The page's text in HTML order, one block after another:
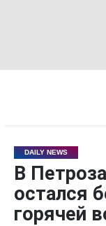
DAILY NEWS
В
остался
горячей